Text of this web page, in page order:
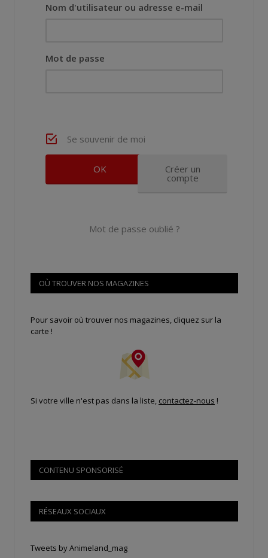
Nom d'utilisateur ou adresse e-mail
Mot de passe
Se souvenir de moi
Créer un
compte
Mot de passe oublié ?
OÙ TROUVER NOS MAGAZINES
Pour savoir où trouver nos magazines, cliquez sur la
carte !
Si votre ville n'est pas dans la liste, contactez-nous !
CONTENU SPONSORISÉ
RÉSEAUX SOCIAUX
Tweets by Animeland_mag